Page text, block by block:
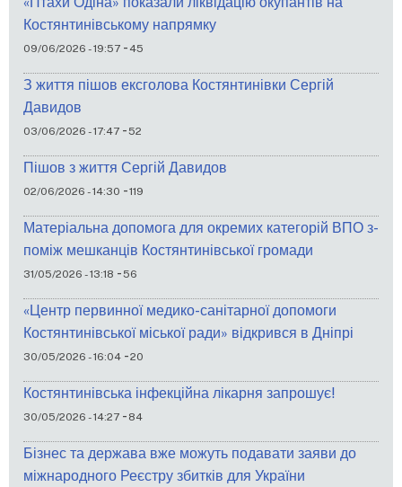
Костянтинівському напрямку
09/06/2026 - 19:57 - 45
З життя пішов ексголова Костянтинівки Сергій
Давидов
03/06/2026 - 17:47 -52
Пішов з життя Сергій Давидов
02/06/2026 - 14:30 -119
Матеріальна допомога для окремих категорій ВПО з-
поміж мешканців Костянтинівської громади
31/05/2026 - 13:18 -56
«Центр первинної медико-санітарної допомоги
Костянтинівської міської ради» відкрився в Дніпрі
30/05/2026 - 16:04 -20
Костянтинівська інфекційна лікарня запрошує!
30/05/2026 - 14:27 - 84
Бізнес та держава вже можуть подавати заяви до
міжнародного Реєстру збитків для України